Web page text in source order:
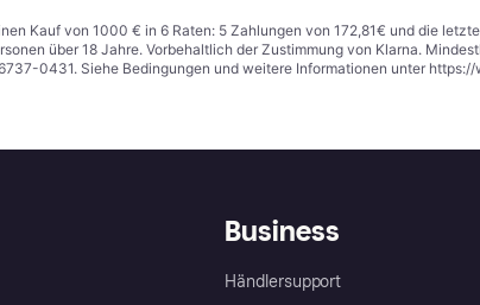
Kauf von 1000 € in 6 Raten: 5 Zahlungen von 172,81€ und die
über 18 Jahre. Vorbehaltlich der Zustimmung von Klarna.
0431. Siehe Bedingungen und weitere Informationen unter https://
Business
Händlersupport